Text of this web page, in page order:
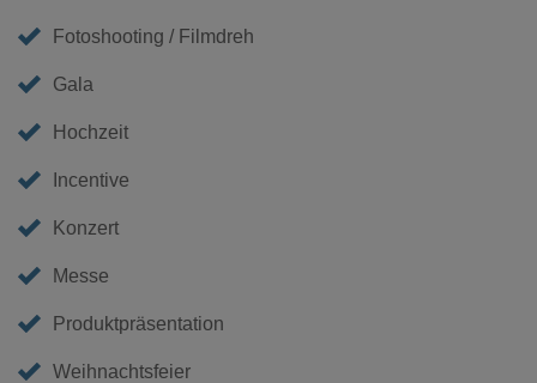
Fotoshooting / Filmdreh
Gala
Hochzeit
Incentive
Konzert
Messe
Produktpräsentation
Weihnachtsfeier